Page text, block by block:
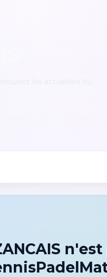
n'est